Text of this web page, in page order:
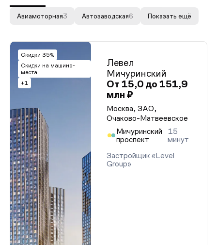
Авиамоторная3 Автозаводская6 Показать ещё
Скидки 35%
Скидки на машино-
места
+1
Левел
Мичуринский
От 15,0 до 151,9
млн ₽
Москва, ЗАО,
Очаково-Матвеевское
Мичуринский
проспект
15
минут
Застройщик «Level
Group»